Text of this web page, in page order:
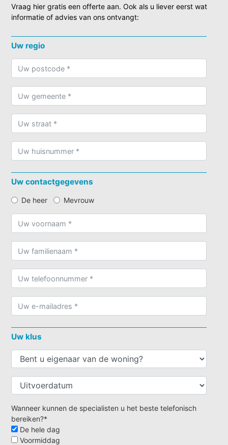
Vraag hier gratis een offerte aan. Ook als u liever eerst wat
informatie of advies van ons ontvangt:
Uw regio
Uw contactgegevens
De heer Mevrouw
Uw klus
Wanneer kunnen de specialisten u het beste telefonisch
bereiken?*
De hele dag
Voormiddag